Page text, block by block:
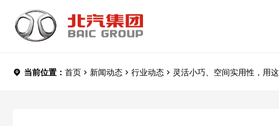
当前位置： 首页 新闻动态 行业动态 灵活小巧、空间实用性，用